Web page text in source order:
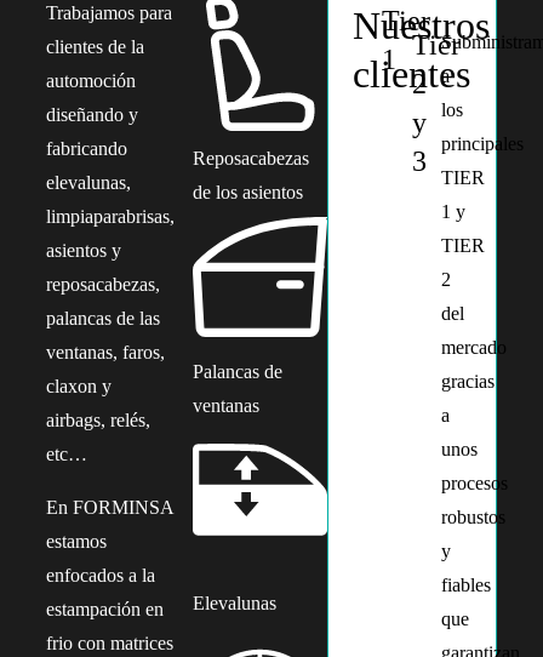
Trabajamos para
clientes de la
automoción
diseñando y
fabricando
elevalunas,
limpiaparabrisas,
asientos y
reposacabezas,
palancas de las
ventanas, faros,
claxon y
airbags, relés,
etc…
En FORMINSA
estamos
enfocados a la
estampación en
frio con matrices
Reposacabezas
de los asientos
Palancas de
ventanas
Elevalunas
Nuestros
clientes
Tier
1
Tier
2
y
3
a
los
principales
TIER
1 y
TIER
2
del
mercado
gracias
a
unos
procesos
robustos
y
fiables
que
garantizan